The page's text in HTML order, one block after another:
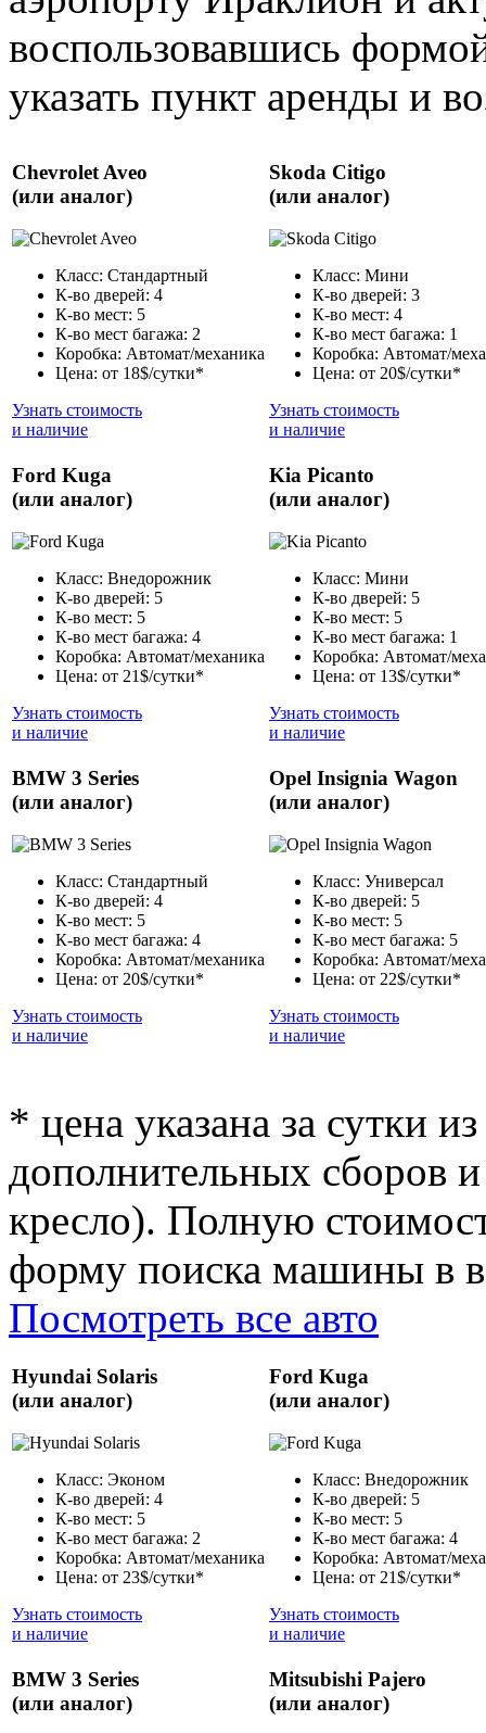
воспользовавшись
указать пункт аренды и
Chevrolet Aveo
(или аналог)
Класс: Стандартный
К-во дверей: 4
К-во мест: 5
К-во мест багажа: 2
Коробка: Автомат/механика
Цена: от 18$/сутки*
Узнать стоимость
и наличие
Skoda Citigo
(или аналог)
Класс: Мини
К-во дверей: 3
К-во мест: 4
К-во мест багажа: 1
Коробка: Автомат/
Цена: от 20$/сутки*
Узнать стоимость
и наличие
Ford Kuga
(или аналог)
Класс: Внедорожник
К-во дверей: 5
К-во мест: 5
К-во мест багажа: 4
Коробка: Автомат/механика
Цена: от 21$/сутки*
Узнать стоимость
и наличие
Kia Picanto
(или аналог)
Класс: Мини
К-во дверей: 5
К-во мест: 5
К-во мест багажа: 1
Коробка: Автомат/
Цена: от 13$/сутки*
Узнать стоимость
и наличие
BMW 3 Series
(или аналог)
Класс: Стандартный
К-во дверей: 4
К-во мест: 5
К-во мест багажа: 4
Коробка: Автомат/механика
Цена: от 20$/сутки*
Узнать стоимость
и наличие
Opel Insignia Wagon
(или аналог)
Класс: Универсал
К-во дверей: 5
К-во мест: 5
К-во мест багажа: 5
Коробка: Автомат/
Цена: от 22$/сутки*
Узнать стоимость
и наличие
* цена указана за сутки
дополнительных сборов
кресло). Полную
форму поиска машины в
Посмотреть все авто
Hyundai Solaris
(или аналог)
Класс: Эконом
К-во дверей: 4
К-во мест: 5
К-во мест багажа: 2
Коробка: Автомат/механика
Цена: от 23$/сутки*
Узнать стоимость
и наличие
Ford Kuga
(или аналог)
Класс: Внедорожник
К-во дверей: 5
К-во мест: 5
К-во мест багажа: 4
Коробка: Автомат/
Цена: от 21$/сутки*
Узнать стоимость
и наличие
BMW 3 Series
(или аналог)
Mitsubishi Pajero
(или аналог)